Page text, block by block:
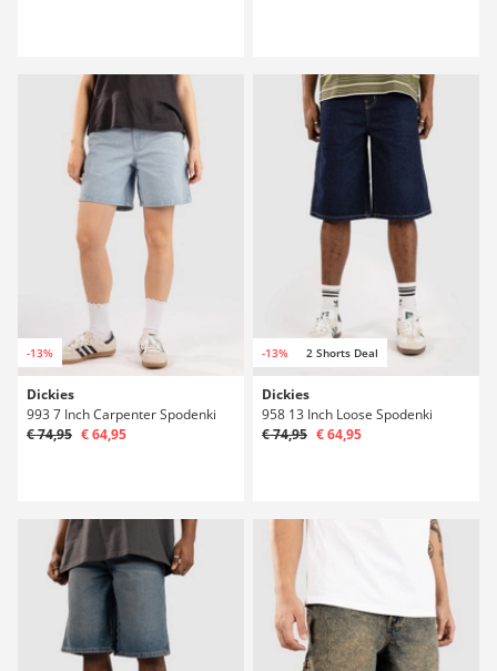
-13%
Dickies
993 7 Inch Carpenter Spodenki
€ 74,95 € 64,95
-13% 2 Shorts Deal
Dickies
958 13 Inch Loose Spodenki
€ 74,95 € 64,95